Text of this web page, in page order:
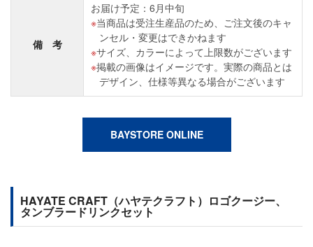
備 考
お届け予定：6月中旬
当商品は受注生産品のため、ご注文後のキャ
ンセル・変更はできかねます
サイズ、カラーによって上限数がございます
掲載の画像はイメージです。実際の商品とは
デザイン、仕様等異なる場合がございます
BAYSTORE ONLINE
HAYATE CRAFT（ハヤテクラフト）ロゴクージー、
タンブラードリンクセット